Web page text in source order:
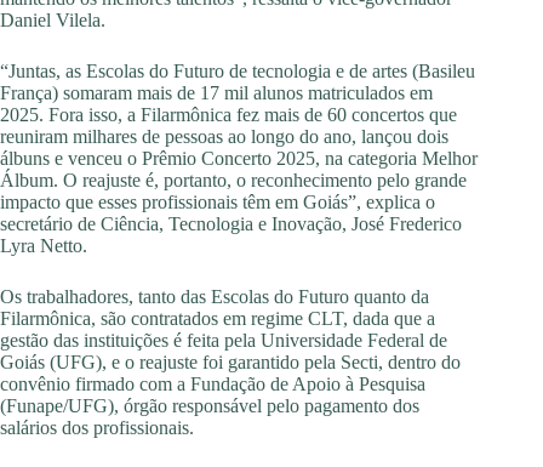
Daniel Vilela.
“Juntas, as Escolas do Futuro de tecnologia e de artes (Basileu
França) somaram mais de 17 mil alunos matriculados em
2025. Fora isso, a Filarmônica fez mais de 60 concertos que
reuniram milhares de pessoas ao longo do ano, lançou dois
álbuns e venceu o Prêmio Concerto 2025, na categoria Melhor
Álbum. O reajuste é, portanto, o reconhecimento pelo grande
impacto que esses profissionais têm em Goiás”, explica o
secretário de Ciência, Tecnologia e Inovação, José Frederico
Lyra Netto.
Os trabalhadores, tanto das Escolas do Futuro quanto da
Filarmônica, são contratados em regime CLT, dada que a
gestão das instituições é feita pela Universidade Federal de
Goiás (UFG), e o reajuste foi garantido pela Secti, dentro do
convênio firmado com a Fundação de Apoio à Pesquisa
(Funape/UFG), órgão responsável pelo pagamento dos
salários dos profissionais.